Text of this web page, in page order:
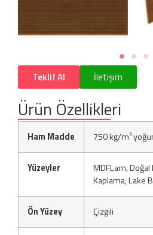
Teklif Al İletişim
Ürün Özellikleri
Ham Madde 750 kg/m³
Yüzeyler
MDFLam, Doğal
Kaplama, Lake
Ön Yüzey Çizgili